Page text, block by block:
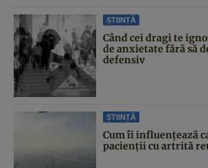
ȘTIINȚĂ
Când cei dragi te
de anxietate fără să
defensiv
ȘTIINȚĂ
Cum îi influențează
pacienții cu artrită